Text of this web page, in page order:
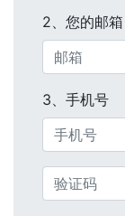
2、您的邮箱
3、手机号